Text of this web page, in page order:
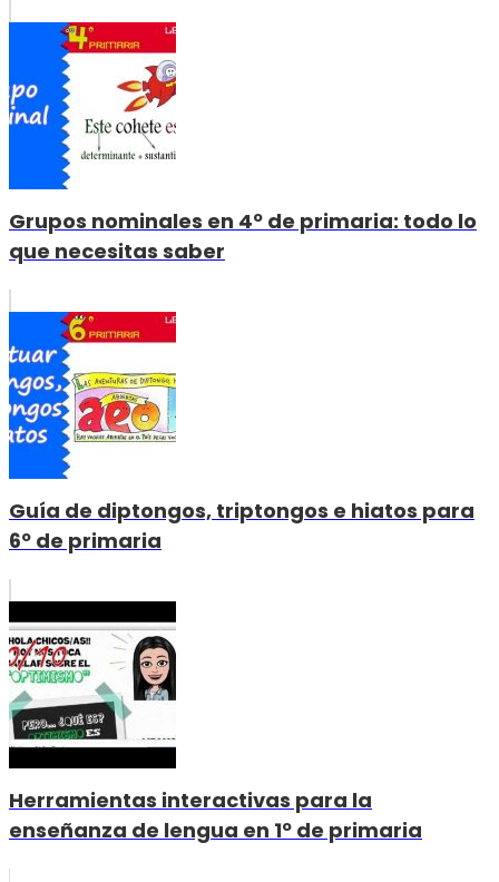
Grupos nominales en 4º de primaria: todo lo
que necesitas saber
Guía de diptongos, triptongos e hiatos para
6º de primaria
Herramientas interactivas para la
enseñanza de lengua en 1º de primaria